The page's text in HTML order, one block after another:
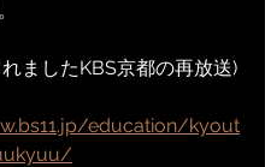
ましたKBS京都の再放送)
education/kyout